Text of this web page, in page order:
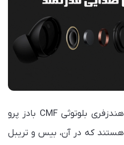
در مورد پاسخ فرکانسی، هندزفری بلوتوثی CMF بادز پرو
دارای تنظیمات V-shape هستند که در آن، بیس و تریبل